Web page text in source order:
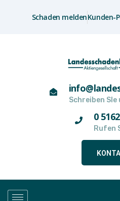
Schaden meldenKunden-
Schreiben SIe
0
Rufen